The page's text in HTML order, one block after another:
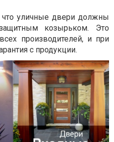
уличные двери должны
козырьком. Это
производителей, и при
с продукции.